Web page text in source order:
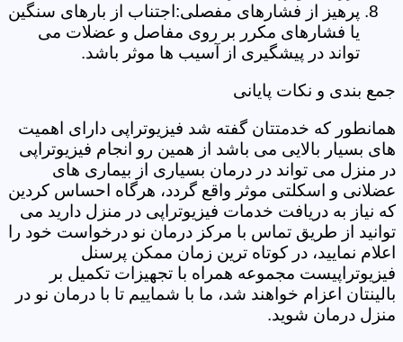
پرهیز از فشارهای مفصلی:اجتناب از بارهای سنگین
یا فشارهای مکرر بر روی مفاصل و عضلات می
تواند در پیشگیری از آسیب ها موثر باشد.
جمع بندی و نکات پایانی
همانطور که خدمتتان گفته شد فیزیوتراپی دارای اهمیت
های بسیار بالایی می باشد از همین رو انجام فیزیوتراپی
در منزل می تواند در درمان بسیاری از بیماری های
عضلانی و اسکلتی موثر واقع گردد، هرگاه احساس کردین
که نیاز به دریافت خدمات فیزیوتراپی در منزل دارید می
توانید از طریق تماس با مرکز درمان نو درخواست خود را
اعلام نمایید، در کوتاه ترین زمان ممکن پرسنل
فیزیوتراپیست مجموعه همراه با تجهیزات تکمیل بر
بالینتان اعزام خواهند شد، ما با شماییم تا با درمان نو در
منزل درمان شوید.